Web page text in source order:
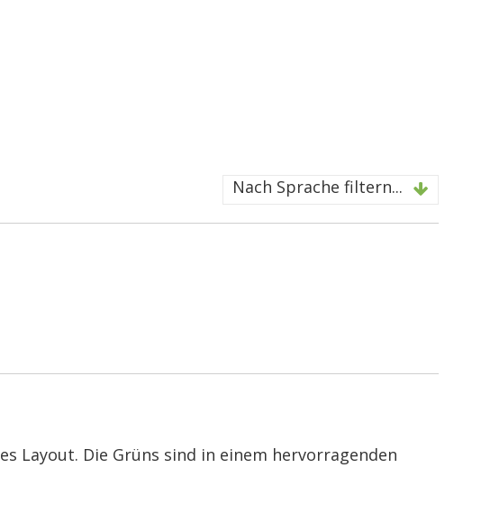
Nach Sprache filtern...
Layout. Die Grüns sind in einem hervorragenden